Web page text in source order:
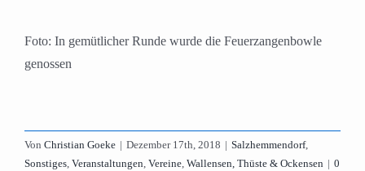
Foto: In gemütlicher Runde wurde die Feuerzangenbowle
genossen
Von Christian Goeke | Dezember 17th, 2018 | Salzhemmendorf,
Sonstiges, Veranstaltungen, Vereine, Wallensen, Thüste & Ockensen | 0